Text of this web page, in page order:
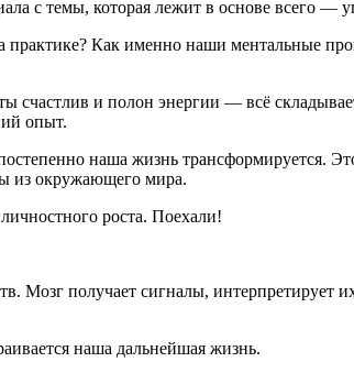
с темы, которая лежит в основе всего —
Как именно наши ментальные
счастлив и полон энергии — всё
опыт.
наша жизнь трансформируется.
из окружающего мира.
роста. Поехали!
получает сигналы, интерпретирует
наша дальнейшая жизнь.